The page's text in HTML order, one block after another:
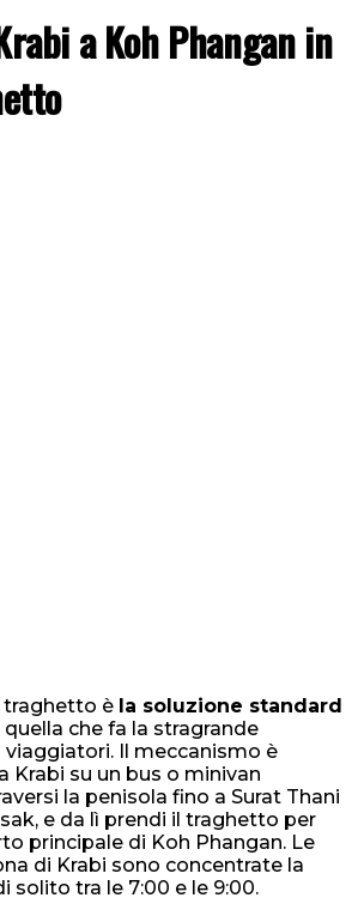
a Koh Phangan in
traghetto è la soluzione standard
che fa la stragrande
Il meccanismo è
Krabi su un bus o minivan
la penisola fino a Surat Thani
e da lì prendi il traghetto per
principale di Koh Phangan. Le
di Krabi sono concentrate la
solito tra le 7:00 e le 9:00.